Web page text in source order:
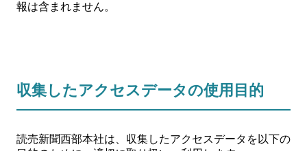
報は含まれません。
収集したアクセスデータの使用目的
読売新聞西部本社は、収集したアクセスデータを以下の